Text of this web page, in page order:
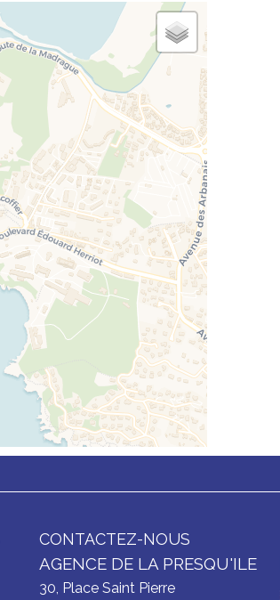
CONTACTEZ-NOUS
AGENCE DE LA PRESQU'ILE
30, Place Saint Pierre